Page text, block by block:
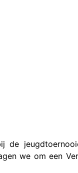
de
we om een